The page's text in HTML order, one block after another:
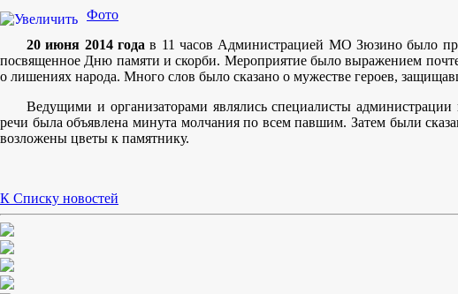
Фото
20 июня 2014 года в 11 часов Администрацией МО Зюзино было
посвященное Дню памяти и скорби. Мероприятие было выражением
о лишениях народа. Много слов было сказано о мужестве героев,
Ведущими и организаторами являлись специалисты
речи была объявлена минута молчания по всем павшим. Затем были
возложены цветы к памятнику.
К Списку новостей